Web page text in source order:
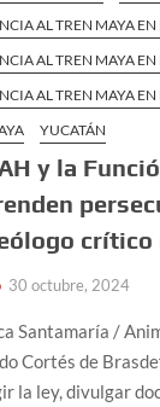
AL TREN MAYA
AL TREN MAYA
AL TREN MAYA
YUCATÁN
y la
crítico
30 octubre, 2024
Santamaría /
Cortés de
la ley, divulgar